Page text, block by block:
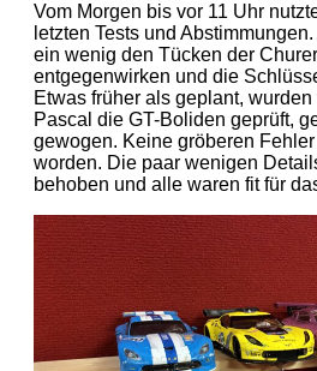
Vom Morgen bis vor 11 Uhr
letzten Tests und
ein wenig den Tücken der
entgegenwirken und die
Etwas früher als geplant,
Pascal die GT-Boliden geprüft,
gewogen. Keine gröberen
worden. Die paar wenigen
behoben und alle waren fit für